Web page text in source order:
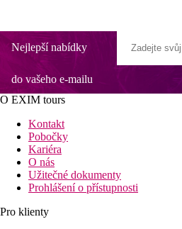
Nejlepší nabídky
do vašeho e-mailu
O EXIM tours
Kontakt
Pobočky
Kariéra
O nás
Užitečné dokumenty
Prohlášení o přístupnosti
Pro klienty